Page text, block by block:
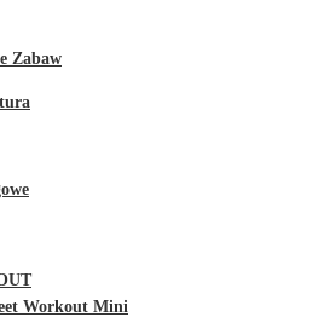
Zabaw
Workout Mini